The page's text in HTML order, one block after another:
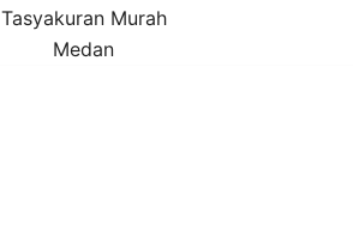
Tasyakuran Murah
Medan